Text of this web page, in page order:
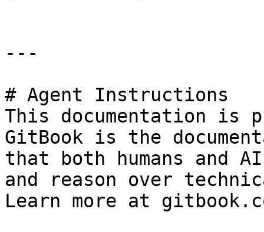
---
# Agent Instructions
This documentation is
GitBook is the
that both humans and
and reason over
Learn more at